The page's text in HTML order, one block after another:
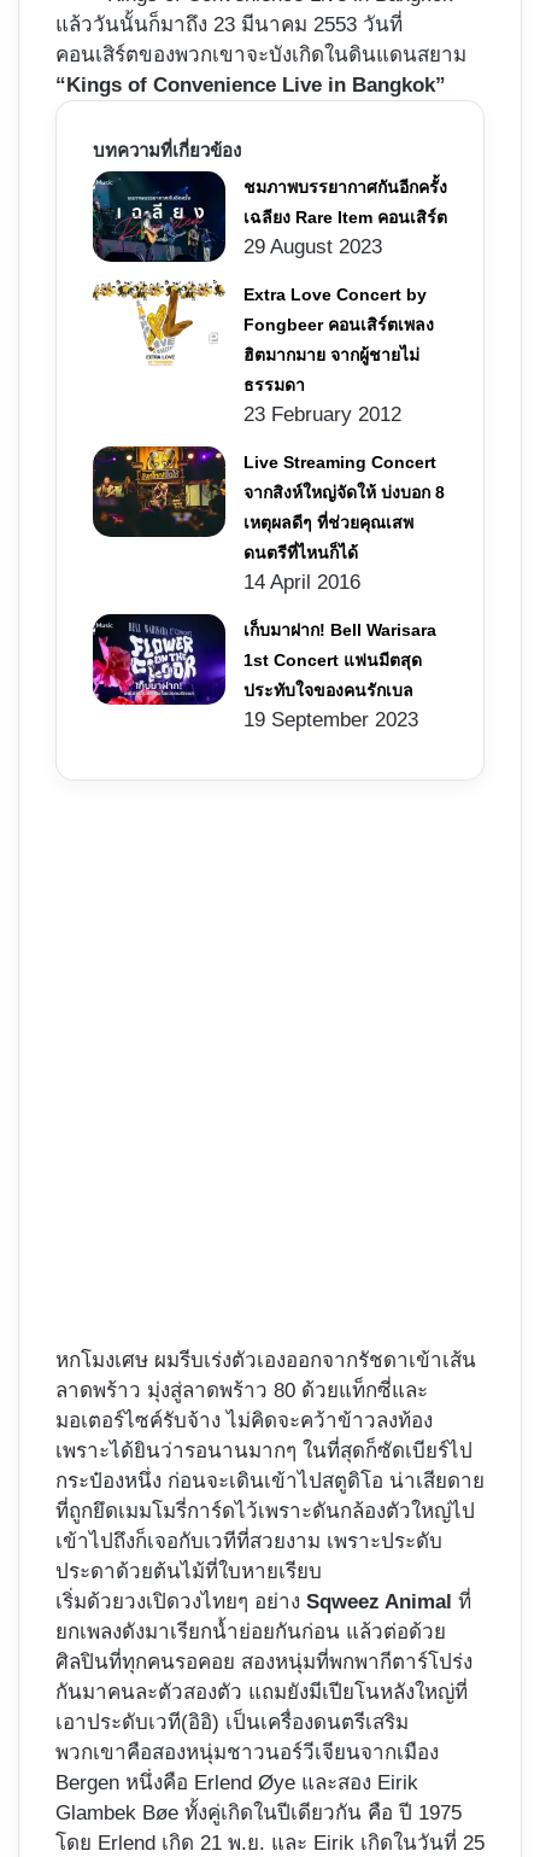
แล้ววันนั้นก็มาถึง 23 มีนาคม 2553 วันที่
คอนเสิร์ตของพวกเขาจะบังเกิดในดินแดนสยาม
“Kings of Convenience Live in Bangkok”
บทความที่เกี่ยวข้อง
ชมภาพบรรยากาศกันอีกครั้ง
เฉลียง Rare Item คอนเสิร์ต
29 August 2023
Extra Love Concert by
Fongbeer คอนเสิร์ตเพลง
ฮิตมากมาย จากผู้ชายไม่
ธรรมดา
23 February 2012
Live Streaming Concert
จากสิงห์ใหญ่จัดให้ บ่งบอก 8
เหตุผลดีๆ ที่ช่วยคุณเสพ
ดนตรีที่ไหนก็ได้
14 April 2016
เก็บมาฝาก! Bell Warisara
1st Concert แฟนมีตสุด
ประทับใจของคนรักเบล
19 September 2023
หกโมงเศษ ผมรีบเร่งตัวเองออกจากรัชดาเข้าเส้น
ลาดพร้าว มุ่งสู่ลาดพร้าว 80 ด้วยแท็กซี่และ
มอเตอร์ไซค์รับจ้าง ไม่คิดจะคว้าข้าวลงท้อง
เพราะได้ยินว่ารอนานมากๆ ในที่สุดก็ซัดเบียร์ไป
กระป๋องหนึ่ง ก่อนจะเดินเข้าไปสตูดิโอ น่าเสียดาย
ที่ถูกยึดเมมโมรี่การ์ดไว้เพราะดันกล้องตัวใหญ่ไป
เข้าไปถึงก็เจอกับเวทีที่สวยงาม เพราะประดับ
ประดาด้วยต้นไม้ที่ใบหายเรียบ
เริ่มด้วยวงเปิดวงไทยๆ อย่าง Sqweez Animal ที่
ยกเพลงดังมาเรียกน้ำย่อยกันก่อน แล้วต่อด้วย
ศิลปินที่ทุกคนรอคอย สองหนุ่มที่พกพากีตาร์โปร่ง
กันมาคนละตัวสองตัว แถมยังมีเปียโนหลังใหญ่ที่
เอาประดับเวที(อิอิ) เป็นเครื่องดนตรีเสริม
พวกเขาคือสองหนุ่มชาวนอร์วีเจียนจากเมือง
Bergen หนึ่งคือ Erlend Øye และสอง Eirik
Glambek Bøe ทั้งคู่เกิดในปีเดียวกัน คือ ปี 1975
โดย Erlend เกิด 21 พ.ย. และ Eirik เกิดในวันที่ 25